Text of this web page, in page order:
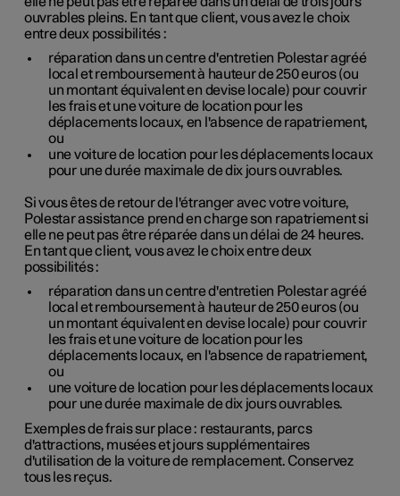
ouvrables pleins. En tant que client, vous avez le choix
entre deux possibilités :
réparation dans un centre d'entretien Polestar agréé
local et remboursement à hauteur de250 euros(ou
un montant équivalent en devise locale) pour couvrir
les frais et une voiture de location pour les
déplacements locaux, en l'absence de rapatriement,
ou
une voiture de location pour les déplacements locaux
pour une durée maximale de dix jours ouvrables.
Si vous êtes de retour de l'étranger avec votre voiture,
Polestar assistance prend en charge son rapatriement si
elle ne peut pas être réparée dans un délai de 24 heures.
En tant que client, vous avez le choix entre deux
possibilités :
réparation dans un centre d'entretien Polestar agréé
local et remboursement à hauteur de250 euros(ou
un montant équivalent en devise locale) pour couvrir
les frais et une voiture de location pour les
déplacements locaux, en l'absence de rapatriement,
ou
une voiture de location pour les déplacements locaux
pour une durée maximale de dix jours ouvrables.
Exemples de frais sur place : restaurants, parcs
d'attractions, musées et jours supplémentaires
d'utilisation de la voiture de remplacement. Conservez
tous les reçus.